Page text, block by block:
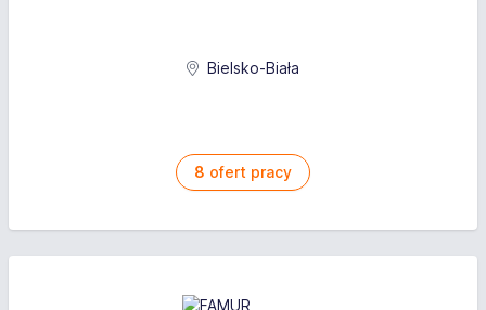
Bielsko-Biała
8 ofert pracy